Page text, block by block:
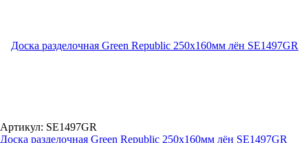
Артикул: SE1497GR
Доска разделочная Green Republic 250х160мм лён SE1497GR